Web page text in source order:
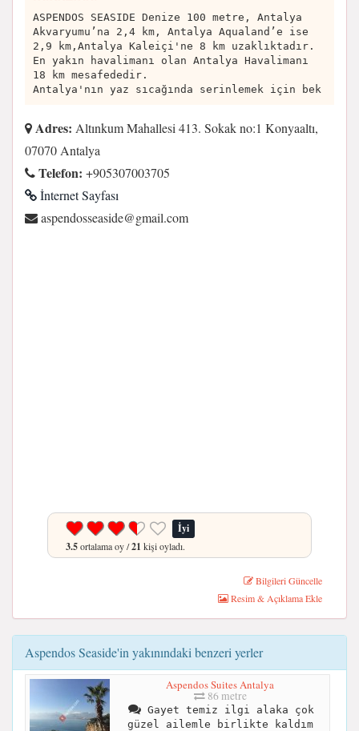
ASPENDOS SEASIDE Denize 100 metre, Antalya
Akvaryumu’na 2,4 km, Antalya Aqualand’e ise
2,9 km,Antalya Kaleiçi'ne 8 km uzaklıktadır.
En yakın havalimanı olan Antalya Havalimanı
18 km mesafededir.
Antalya'nın yaz sıcağında serinlemek için bek
Adres: Altınkum Mahallesi 413. Sokak no:1 Konyaaltı,
07070 Antalya
Telefon: +905307003705
İnternet Sayfası
moc.liamg@edisaessodnepsa
İyi
3.5ortalama oy /21 kişi oyladı.
Bilgileri Güncelle
Resim & Açıklama Ekle
Aspendos Seaside'in yakınındaki benzeri yerler
Aspendos Suites Antalya
86 metre
Gayet temiz ilgi alaka çok
güzel ailemle birlikte kaldım